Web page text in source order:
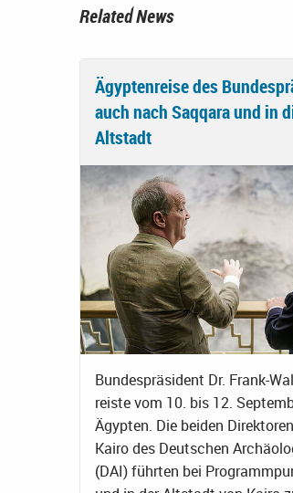
Related News
Ägyptenreise des
auch nach Saqqara und in
Altstadt
Bundespräsident Dr. Frank-
reiste vom 10. bis 12.
Ägypten. Die beiden
Kairo des Deutschen
(DAI) führten bei